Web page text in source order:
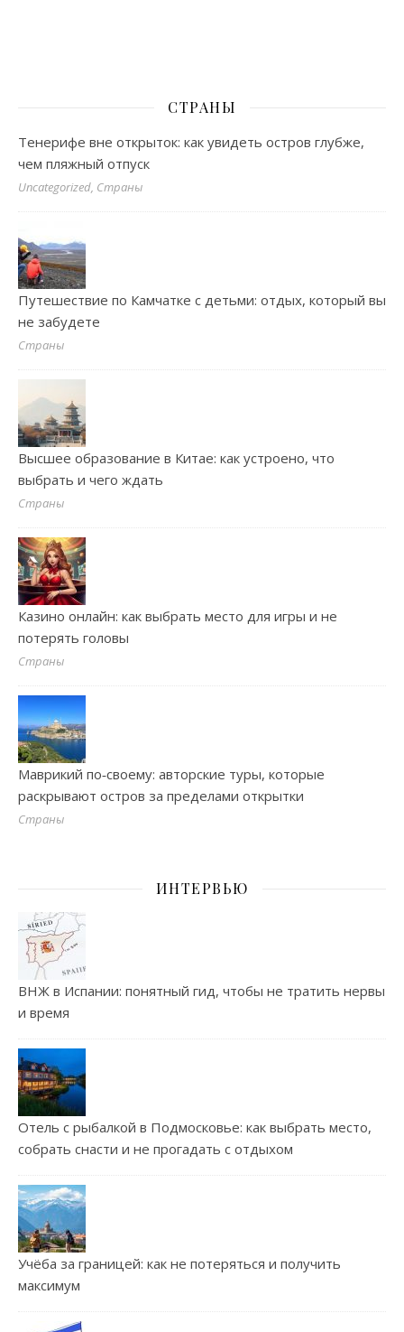
СТРАНЫ
Тенерифе вне открыток: как увидеть остров глубже,
чем пляжный отпуск
Uncategorized, Страны
Путешествие по Камчатке с детьми: отдых, который вы
не забудете
Страны
Высшее образование в Китае: как устроено, что
выбрать и чего ждать
Страны
Казино онлайн: как выбрать место для игры и не
потерять головы
Страны
Маврикий по‑своему: авторские туры, которые
раскрывают остров за пределами открытки
Страны
ИНТЕРВЬЮ
ВНЖ в Испании: понятный гид, чтобы не тратить нервы
и время
Отель с рыбалкой в Подмосковье: как выбрать место,
собрать снасти и не прогадать с отдыхом
Учёба за границей: как не потеряться и получить
максимум